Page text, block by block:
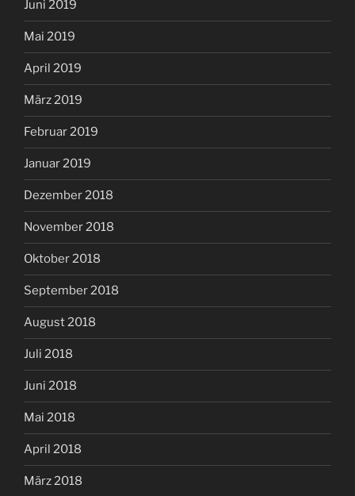
Juni 2019
Mai 2019
April 2019
März 2019
Februar 2019
Januar 2019
Dezember 2018
November 2018
Oktober 2018
September 2018
August 2018
Juli 2018
Juni 2018
Mai 2018
April 2018
März 2018